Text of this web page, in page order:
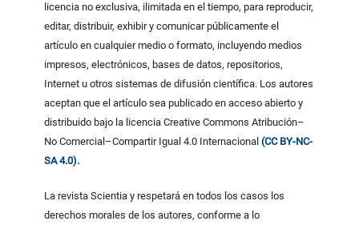
licencia no exclusiva, ilimitada en el tiempo, para reproducir,
editar, distribuir, exhibir y comunicar públicamente el
artículo en cualquier medio o formato, incluyendo medios
impresos, electrónicos, bases de datos, repositorios,
Internet u otros sistemas de difusión científica. Los autores
aceptan que el artículo sea publicado en acceso abierto y
distribuido bajo la licencia Creative Commons Atribución–
No Comercial–Compartir Igual 4.0 Internacional(CC BY-NC-
SA 4.0).
La revista Scientia y respetará en todos los casos los
derechos morales de los autores, conforme a lo